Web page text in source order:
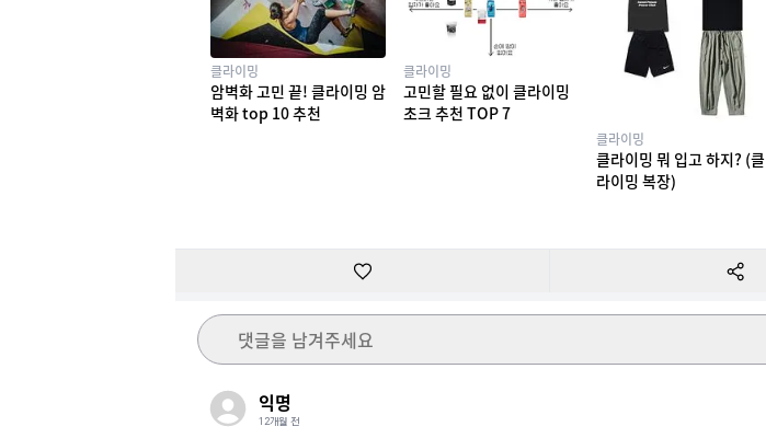
클라이밍
암벽화 고민 끝! 클라이밍 암
벽화 top 10 추천
클라이밍
고민할 필요 없이 클라이밍
초크 추천 TOP 7
클라이밍
클라이밍 뭐 입고 하지? (클
라이밍 복장)
댓글을 남겨주세요
익명
12개월 전